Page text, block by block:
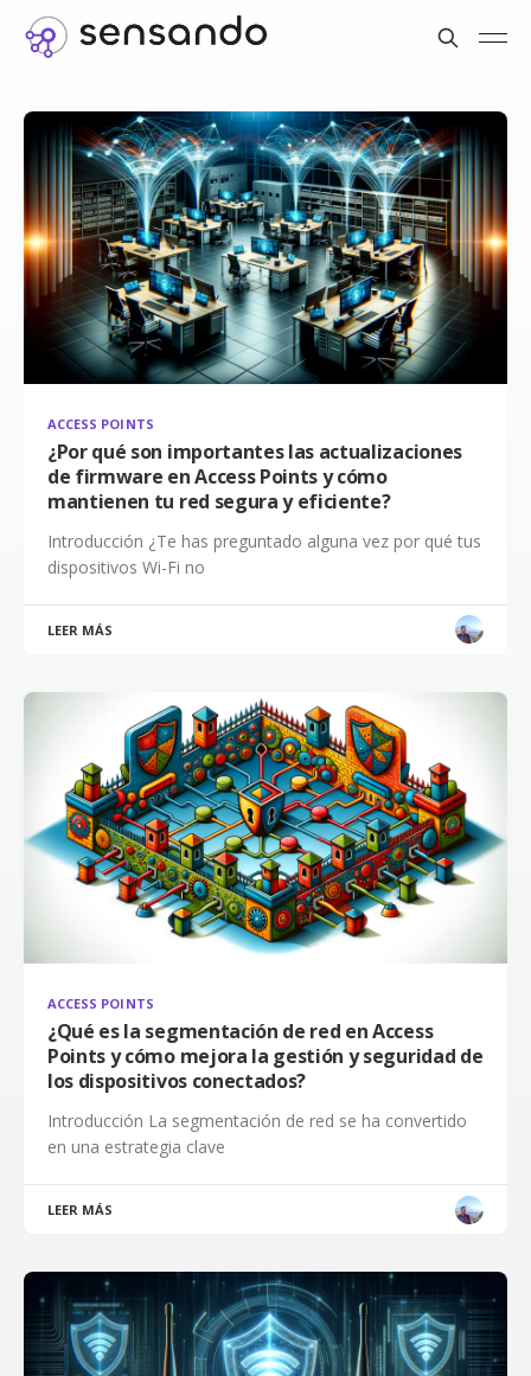
ACCESS POINTS
¿Por qué son importantes las actualizaciones
de firmware en Access Points y cómo
mantienen tu red segura y eficiente?
Introducción ¿Te has preguntado alguna vez por qué tus
dispositivos Wi-Fi no
LEER MÁS
ACCESS POINTS
¿Qué es la segmentación de red en Access
Points y cómo mejora la gestión y seguridad de
los dispositivos conectados?
Introducción La segmentación de red se ha convertido
en una estrategia clave
LEER MÁS